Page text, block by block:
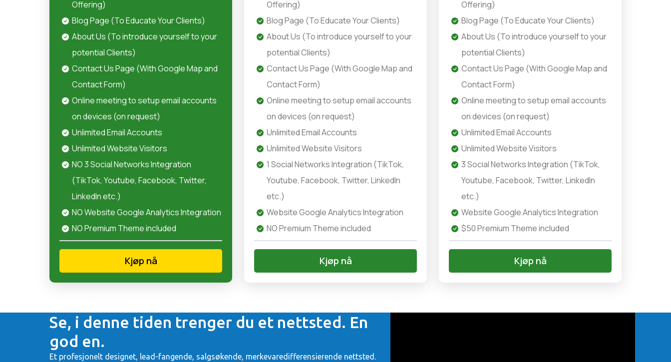
Offering)
Blog Page (To Educate Your Clients)
About Us (To introduce yourself to your
potential Clients)
Contact Us Page (With Google Map and
Contact Form)
Online meeting to setup email accounts
on devices (on request)
Unlimited Email Accounts
Unlimited Website Visitors
NO 3 Social Networks Integration
(TikTok, Youtube, Facebook, Twitter,
LinkedIn etc.)
NO Website Google Analytics Integration
NO Premium Theme included
Kjøp nå
Offering)
Blog Page (To Educate Your Clients)
About Us (To introduce yourself to your
potential Clients)
Contact Us Page (With Google Map and
Contact Form)
Online meeting to setup email accounts
on devices (on request)
Unlimited Email Accounts
Unlimited Website Visitors
1 Social Networks Integration (TikTok,
Youtube, Facebook, Twitter, LinkedIn
etc.)
Website Google Analytics Integration
NO Premium Theme included
Kjøp nå
Offering)
Blog Page (To Educate Your Clients)
About Us (To introduce yourself to your
potential Clients)
Contact Us Page (With Google Map and
Contact Form)
Online meeting to setup email accounts
on devices (on request)
Unlimited Email Accounts
Unlimited Website Visitors
3 Social Networks Integration (TikTok,
Youtube, Facebook, Twitter, LinkedIn
etc.)
Website Google Analytics Integration
$50 Premium Theme included
Kjøp nå
Se, i denne tiden trenger du et nettsted. En
god en.
Et profesjonelt designet, lead-fangende, salgsøkende, merkevaredifferensierende nettsted.